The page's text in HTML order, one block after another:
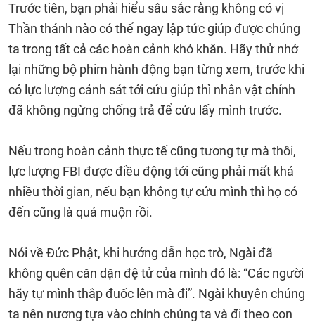
Trước tiên, bạn phải hiểu sâu sắc rằng không có vị
Thần thánh nào có thể ngay lập tức giúp được chúng
ta trong tất cả các hoàn cảnh khó khăn. Hãy thử nhớ
lại những bộ phim hành động bạn từng xem, trước khi
có lực lượng cảnh sát tới cứu giúp thì nhân vật chính
đã không ngừng chống trả để cứu lấy mình trước.
Nếu trong hoàn cảnh thực tế cũng tương tự mà thôi,
lực lượng FBI được điều động tới cũng phải mất khá
nhiều thời gian, nếu bạn không tự cứu mình thì họ có
đến cũng là quá muộn rồi.
Nói về Đức Phật, khi hướng dẫn học trò, Ngài đã
không quên căn dặn đệ tử của mình đó là: “Các người
hãy tự mình thắp đuốc lên mà đi”. Ngài khuyên chúng
ta nên nương tựa vào chính chúng ta và đi theo con